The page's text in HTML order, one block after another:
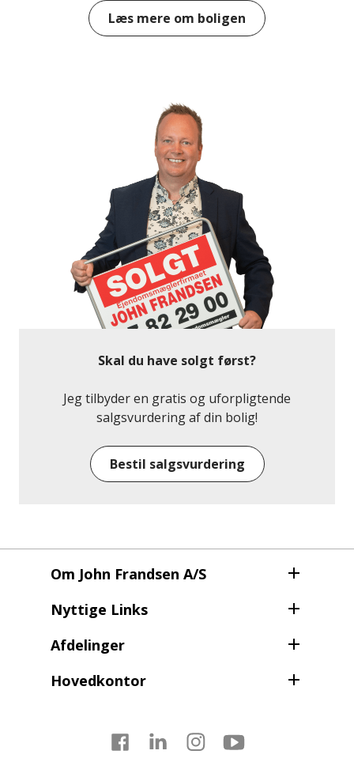
du har fra den naturlige gulvhøjde udsigt tin
Thyborøn, over markerne ved Tørring, Lem Vig,
lukket sydvendt have – du slipper altså for at skulle
bruge dine første år her på at se haven tage form.
Dette er virkelig en fordel – noget andet som er en
stor, hvert fald økonomisk, fordel er at alle
tilslutninger allerede er betalt til både el, vand,
spildevand og varme.
Der er ikke lokalplan for området hvorfor nybyggeri
reguleres via kommuneplanen og byggereglementet
– et par hurtige highlights:
Bebyggelsesprocent 30% - du har altså mulighed for
at bygge 210kvm. bolig
Max. Byggehøjde 8,5m.
Bygningsreglement 2018:
bestemmelser/08/Krav
Tag med os op og se den formidable udsigt – det
skylder du virkelig dig selv – vi sidder klar på 9782
Læs mere om boligen
Skal du have solgt først?
Jeg tilbyder en gratis og uforpligtende
salgsvurdering af din bolig!
Bestil salgsvurdering
Om John Frandsen A/S
Nyttige Links
Afdelinger
Hovedkontor
FacebookLinkedIn Instagram